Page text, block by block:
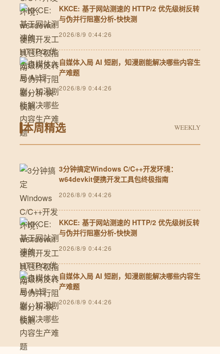
KKCE: 基于网站测速的 HTTP/2 优先级树反转
与伪并行阻塞分析-快快测
2026/8/9 0:44:26
自媒体入局 AI 短剧，知漫剧能解决哪些内容生
产难题
2026/8/9 0:44:26
本周精选 WEEKLY
3分钟搞定Windows C/C++开发环境：
w64devkit便携开发工具包终极指南
2026/8/9 0:44:26
KKCE: 基于网站测速的 HTTP/2 优先级树反转
与伪并行阻塞分析-快快测
2026/8/9 0:44:26
自媒体入局 AI 短剧，知漫剧能解决哪些内容生
产难题
2026/8/9 0:44:26